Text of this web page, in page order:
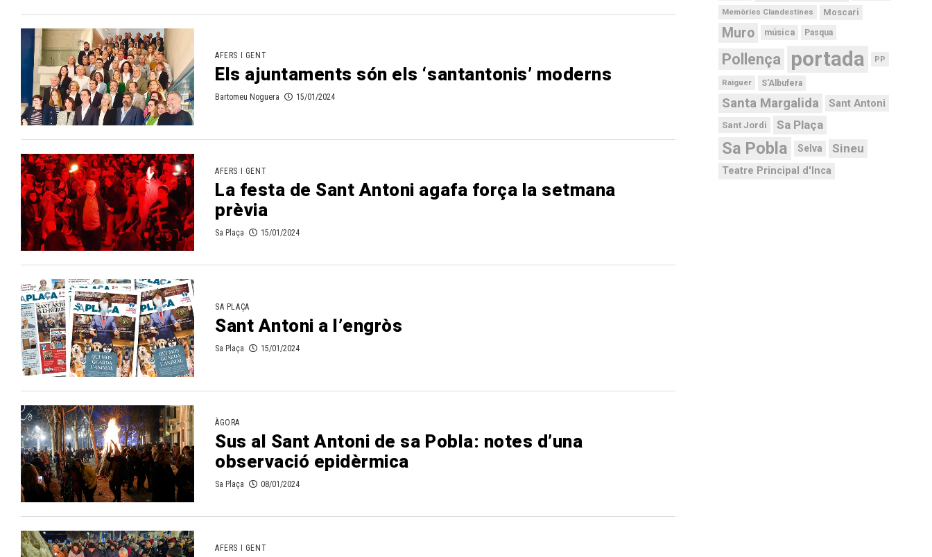
AFERS I GENT
Els ajuntaments són els ‘santantonis’ moderns
Bartomeu Noguera 15/01/2024
AFERS I GENT
La festa de Sant Antoni agafa força la setmana
prèvia
Sa Plaça 15/01/2024
SA PLAÇA
Sant Antoni a l’engròs
Sa Plaça 15/01/2024
ÀGORA
Sus al Sant Antoni de sa Pobla: notes d’una
observació epidèrmica
Sa Plaça 08/01/2024
AFERS I GENT
Memòries Clandestines
Moscari
Muro música Pasqua
Pollença portada PP
Raiguer S'Albufera
Santa Margalida Sant Antoni
Sant Jordi Sa Plaça
Sa Pobla Selva Sineu
Teatre Principal d'Inca